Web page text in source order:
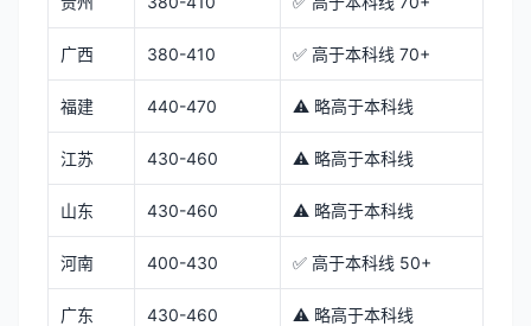
广西 380-410 ✅ 高于本科线 70+
福建 440-470 ⚠️ 略高于本科线
江苏 430-460 ⚠️ 略高于本科线
山东 430-460 ⚠️ 略高于本科线
河南 400-430 ✅ 高于本科线 50+
广东 430-460 ⚠️ 略高于本科线